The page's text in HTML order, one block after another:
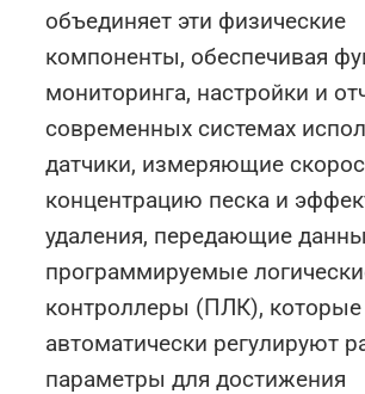
объединяет эти физические
компоненты, обеспечивая
мониторинга, настройки и
современных системах
датчики, измеряющие
концентрацию песка и
удаления, передающие
программируемые
контроллеры (ПЛК), которые
автоматически регулируют
параметры для достижения